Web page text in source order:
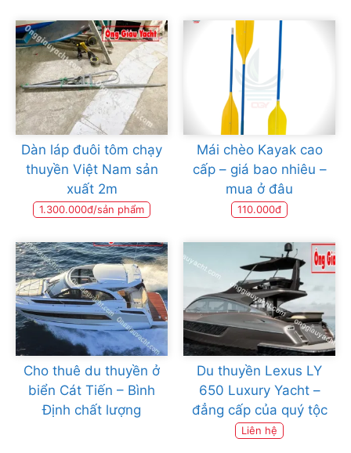
Dàn láp đuôi tôm chạy
thuyền Việt Nam sản
xuất 2m
1.300.000đ/sản phẩm
Mái chèo Kayak cao
cấp – giá bao nhiêu –
mua ở đâu
110.000đ
Cho thuê du thuyền ở
biển Cát Tiến – Bình
Định chất lượng
Du thuyền Lexus LY
650 Luxury Yacht –
đẳng cấp của quý tộc
Liên hệ